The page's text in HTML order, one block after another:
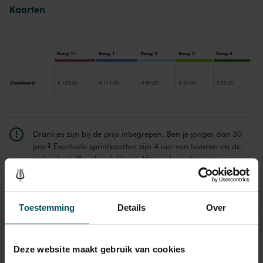
Toestemming Details Over
Deze website maakt gebruik van cookies
Pulitzer Prize.
Kaarten
Rang 1+ Rang 1 Rang 2 Rang 3 Rang 4
Standaard € 159,00 € 119,00 € 89,00 € 59,00 € 29,00
Drankjes zijn bij de prijs inbegrepen. Ben je jonger dan 30
jaar? Eventuele sprintkaarten zijn 4 uur van tevoren via de
online bestelflow beschikbaar.Meer informatie over
Prijzen zijn exclusief transactiekosten: € 5 per bestelling. Wilt
u rolstoelplaatsen bestellen? Mail naar